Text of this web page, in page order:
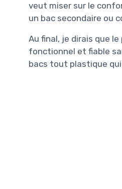
veut miser sur le
un bac secondaire ou
Au final, je dirais que
fonctionnel et fiable
bacs tout plastique qui